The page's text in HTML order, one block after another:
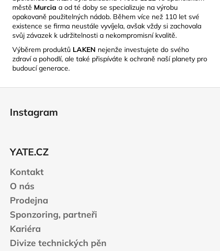
městě Murcia a od té doby se specializuje na výrobu
opakovaně použitelných nádob. Během více než 110 let své
existence se firma neustále vyvíjela, avšak vždy si zachovala
svůj závazek k udržitelnosti a nekompromisní kvalitě.
Výběrem produktů LAKEN nejenže investujete do svého
zdraví a pohodlí, ale také přispíváte k ochraně naší planety pro
budoucí generace.
Instagram
YATE.CZ
Kontakt
O nás
Prodejna
Sponzoring, partneři
Kariéra
Divize technických pěn